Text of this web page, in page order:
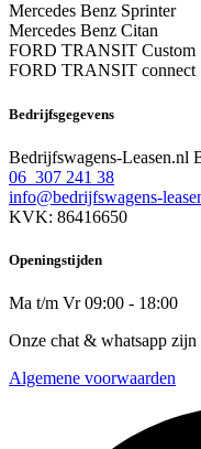
Mercedes Benz Sprinter
Mercedes Benz Citan
FORD TRANSIT Custom
FORD TRANSIT connect
Bedrijfsgegevens
Bedrijfswagens-Leasen.nl
06 307 241 38
info@bedrijfswagens-
KVK: 86416650
Openingstijden
Ma t/m Vr 09:00 - 18:00
Onze chat & whatsapp
Algemene voorwaarden